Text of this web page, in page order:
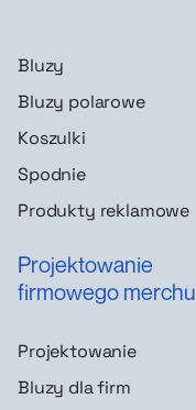
Bluzy
Bluzy polarowe
Koszulki
Spodnie
Produkty reklamowe
Projektowanie
firmowego merchu
Projektowanie
Bluzy dla firm